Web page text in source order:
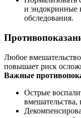
и эндокринные
обследования.
Любое
повышает риск
Важные
Острые